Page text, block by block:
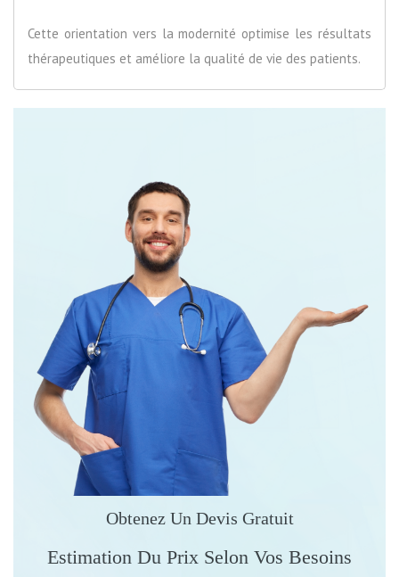
Cette orientation vers la modernité optimise les résultats
thérapeutiques et améliore la qualité de vie des patients.
Obtenez Un Devis Gratuit
Estimation Du Prix Selon Vos Besoins